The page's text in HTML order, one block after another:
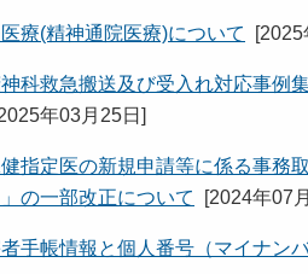
療(精神通院医療)について [2025
科救急搬送及び受入れ対応事
年03月25日 ]
健指定医の新規申請等に係る事
の一部改正について
[2024年07
手帳情報と個人番号（マイナン